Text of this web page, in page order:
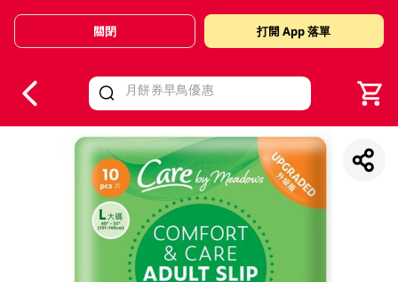
Valid Until 30 June 2026
關閉 打開 App 落單